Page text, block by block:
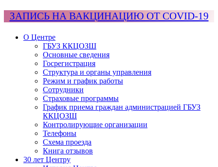
ЗАПИСЬ НА ВАКЦИНАЦИЮ ОТ COVID-19
О Центре
ГБУЗ ККЦОЗШ
Основные сведения
Госрегистрация
Структура и органы управления
Режим и график работы
Сотрудники
Страховые программы
График приема граждан администрацией ГБУЗ
ККЦОЗШ
Контролирующие организации
Телефоны
Схема проезда
Книга отзывов
30 лет Центру